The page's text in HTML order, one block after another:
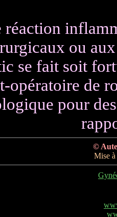
réaction
ou
se fait soit
opératoire de
pour
©
Mise